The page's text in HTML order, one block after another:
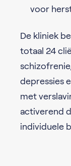
voor
De kliniek
totaal 24
depressies
met
activerend
individuele